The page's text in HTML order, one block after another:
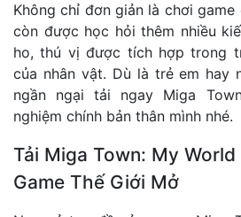
Không chỉ đơn giản là chơi
còn được học hỏi thêm nhiều
ho, thú vị được tích hợp trong
của nhân vật. Dù là trẻ em hay
ngần ngại tải ngay Miga
nghiệm chính bản thân mình nhé.
Tải Miga Town: My World
Game Thế Giới Mở